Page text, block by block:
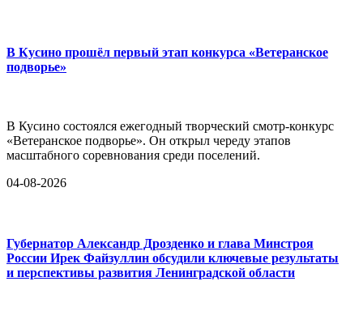
В Кусино прошёл первый этап конкурса «Ветеранское
подворье»
В Кусино состоялся ежегодный творческий смотр-конкурс
«Ветеранское подворье». Он открыл череду этапов
масштабного соревнования среди поселений.
04-08-2026
Губернатор Александр Дрозденко и глава Минстроя
России Ирек Файзуллин обсудили ключевые результаты
и перспективы развития Ленинградской области